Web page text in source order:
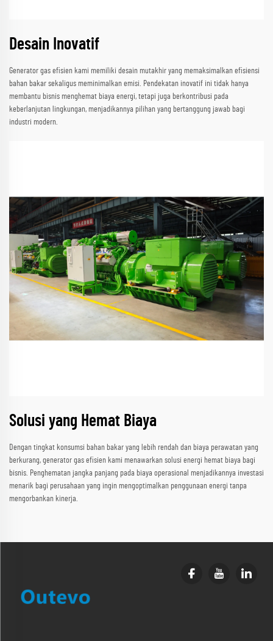
Desain Inovatif
Generator gas efisien kami memiliki desain mutakhir yang memaksimalkan efisiensi
bahan bakar sekaligus meminimalkan emisi. Pendekatan inovatif ini tidak hanya
membantu bisnis menghemat biaya energi, tetapi juga berkontribusi pada
keberlanjutan lingkungan, menjadikannya pilihan yang bertanggung jawab bagi
industri modern.
Solusi yang Hemat Biaya
Dengan tingkat konsumsi bahan bakar yang lebih rendah dan biaya perawatan yang
berkurang, generator gas efisien kami menawarkan solusi energi hemat biaya bagi
bisnis. Penghematan jangka panjang pada biaya operasional menjadikannya investasi
menarik bagi perusahaan yang ingin mengoptimalkan penggunaan energi tanpa
mengorbankan kinerja.